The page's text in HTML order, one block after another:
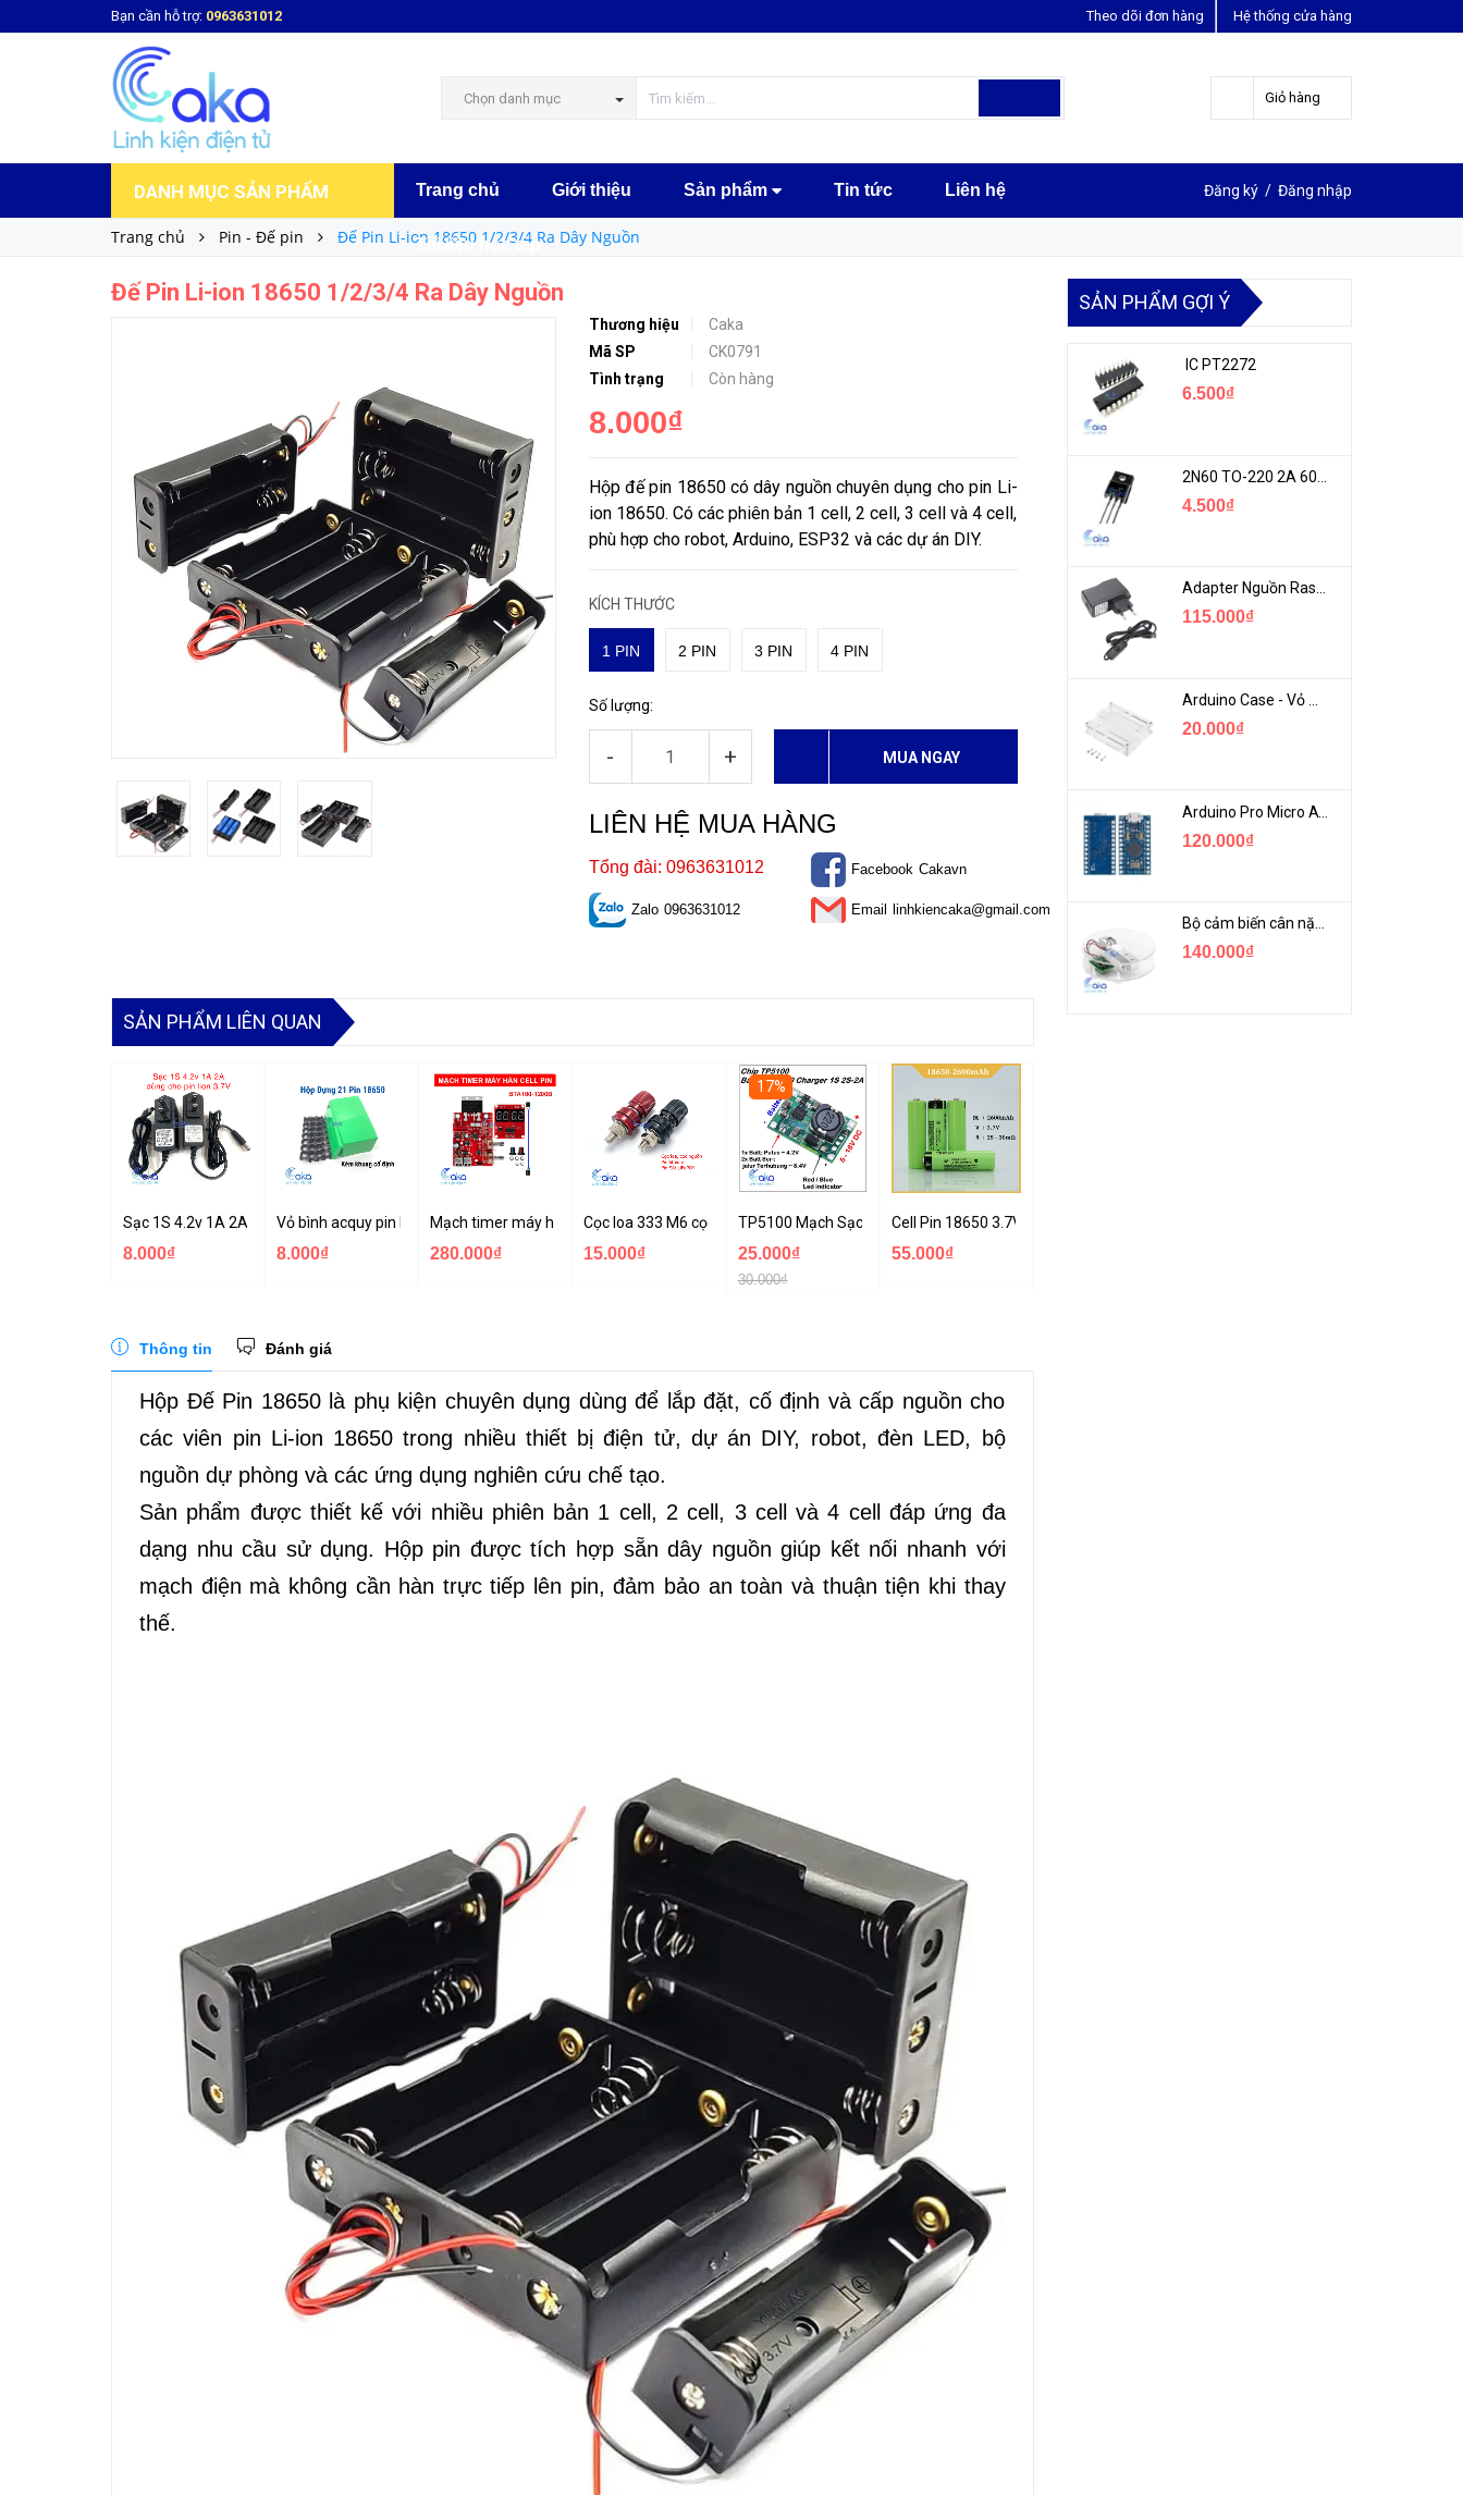
Bạn cần hỗ trợ: 0963631012 Hệ thống cửa hàng
Theo dõi đơn hàng
Chọn danh mục Giỏ hàng
DANH MỤC SẢN PHẨM Trang chủ Giới thiệu Sản phẩm Tin tức Liên hệ
Tài liệu học tập
Đăng ký / Đăng nhập
Trang chủ Pin - Đế pin Đế Pin Li-ion 18650 1/2/3/4 Ra Dây Nguồn
Đế Pin Li-ion 18650 1/2/3/4 Ra Dây Nguồn
Thương hiệu
Caka
Mã SP
CK0791
Tình trạng
Còn hàng
8.000₫
Hộp đế pin 18650 có dây nguồn chuyên dụng cho pin Li-
ion 18650. Có các phiên bản 1 cell, 2 cell, 3 cell và 4 cell,
phù hợp cho robot, Arduino, ESP32 và các dự án DIY.
KÍCH THƯỚC
1 PIN 2 PIN 3 PIN 4 PIN
Số lượng:
- + MUA NGAY
LIÊN HỆ MUA HÀNG
Tổng đài: 0963631012
Zalo 0963631012
Facebook Cakavn
Email linhkiencaka@gmail.com
Đế Pin Li-ion 18650 1/2/3/4 Ra Dây Nguồn
MUA NGAY LIÊN HỆ ĐẶT HÀNG
SẢN PHẨM LIÊN QUAN
Sạc 1S 4.2v 1A 2A có đèn báo đầy chuyên sạc pin Li-ion 3.7v
8.000₫
Vỏ bình acquy pin lithium đựng được 21 cell pin 18650 kèm khung giữ pin
8.000₫
Mạch timer máy hàn cell pin NY-D01 100A
280.000₫
Cọc loa 333 M6 cọc nguồn hộp pin lithium, pin sắt lifepo4 chịu tải cao
15.000₫
17%
TP5100 Mạch Sạc Pin Lithium 2A
25.000₫
30.000₫
Cell Pin 18650 3.7V 2600mah đầu nhọn sử dụng cho đèn pin cầm tay, micro...
55.000₫
Thông tin Đánh giá
Hộp Đế Pin 18650 là phụ kiện chuyên dụng dùng để lắp đặt, cố định và cấp nguồn cho
các viên pin Li-ion 18650 trong nhiều thiết bị điện tử, dự án DIY, robot, đèn LED, bộ
nguồn dự phòng và các ứng dụng nghiên cứu chế tạo.
Sản phẩm được thiết kế với nhiều phiên bản 1 cell, 2 cell, 3 cell và 4 cell đáp ứng đa
dạng nhu cầu sử dụng. Hộp pin được tích hợp sẵn dây nguồn giúp kết nối nhanh với
mạch điện mà không cần hàn trực tiếp lên pin, đảm bảo an toàn và thuận tiện khi thay
thế.
SẢN PHẨM GỢI Ý
IC PT2272
6.500₫
4.500₫
Adapter Nguồn Raspberry 5V 2.5A - USB Micro Có Công Tắc
115.000₫
20.000₫
Arduino Pro Micro ATmega32U4 USB Mini
120.000₫
Bộ cảm biến cân nặng loadcell 1KG khung mica
140.000₫